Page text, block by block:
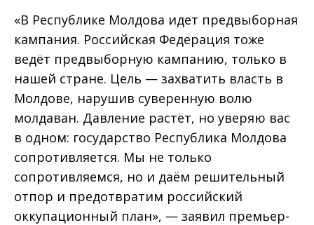
«В Республике Молдова идет предвыборная
кампания. Российская Федерация тоже
ведёт предвыборную кампанию, только в
нашей стране. Цель — захватить власть в
Молдове, нарушив суверенную волю
молдаван. Давление растёт, но уверяю вас
в одном: государство Республика Молдова
сопротивляется. Мы не только
сопротивляемся, но и даём решительный
отпор и предотвратим российский
оккупационный план», — заявил премьер-